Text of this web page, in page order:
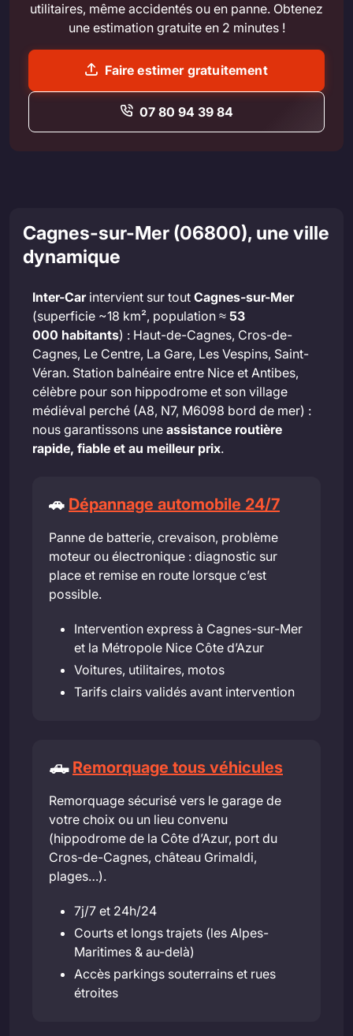
utilitaires, même accidentés ou en panne. Obtenez
une estimation gratuite en 2 minutes !
Faire estimer gratuitement
07 80 94 39 84
Cagnes-sur-Mer (06800), une ville
dynamique
Inter-Carintervient sur tout Cagnes-sur-Mer
(superficie ~18 km², population ≈ 53
000 habitants) : Haut-de-Cagnes, Cros-de-
Cagnes, Le Centre, La Gare, Les Vespins, Saint-
Véran. Station balnéaire entre Nice et Antibes,
célèbre pour son hippodrome et son village
médiéval perché (A8, N7, M6098 bord de mer) :
nous garantissons une assistance routière
rapide, fiable et au meilleur prix.
🚗 Dépannage automobile 24/7
Panne de batterie, crevaison, problème
moteur ou électronique : diagnostic sur
place et remise en route lorsque c’est
possible.
Intervention express à Cagnes-sur-Mer
et la Métropole Nice Côte d’Azur
Voitures, utilitaires, motos
Tarifs clairs validés avant intervention
🛻 Remorquage tous véhicules
Remorquage sécurisé vers le garage de
votre choix ou un lieu convenu
(hippodrome de la Côte d’Azur, port du
Cros-de-Cagnes, château Grimaldi,
plages…).
7j/7 et 24h/24
Courts et longs trajets (les Alpes-
Maritimes & au-delà)
Accès parkings souterrains et rues
étroites